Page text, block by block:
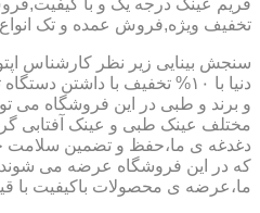
تخفیف ویژه,فروش عمده و تک
سنجش بینایی زیر نظر کارشناس
دنیا با ۱۰% تخفیف با داشتن
و برند و طبی در این فروشگاه می
مختلف عینک طبی و عینک آفتابی
دغدغه ی ما،حفظ و تضمین
که در این فروشگاه عرضه می
ما،عرضه ی محصولات باکیفیت با